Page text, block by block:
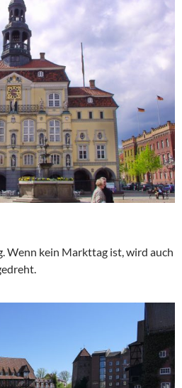
Wenn kein Markttag ist, wird auch